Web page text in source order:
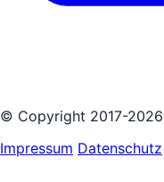
© Copyright 2017-2026
Impressum Datenschutz